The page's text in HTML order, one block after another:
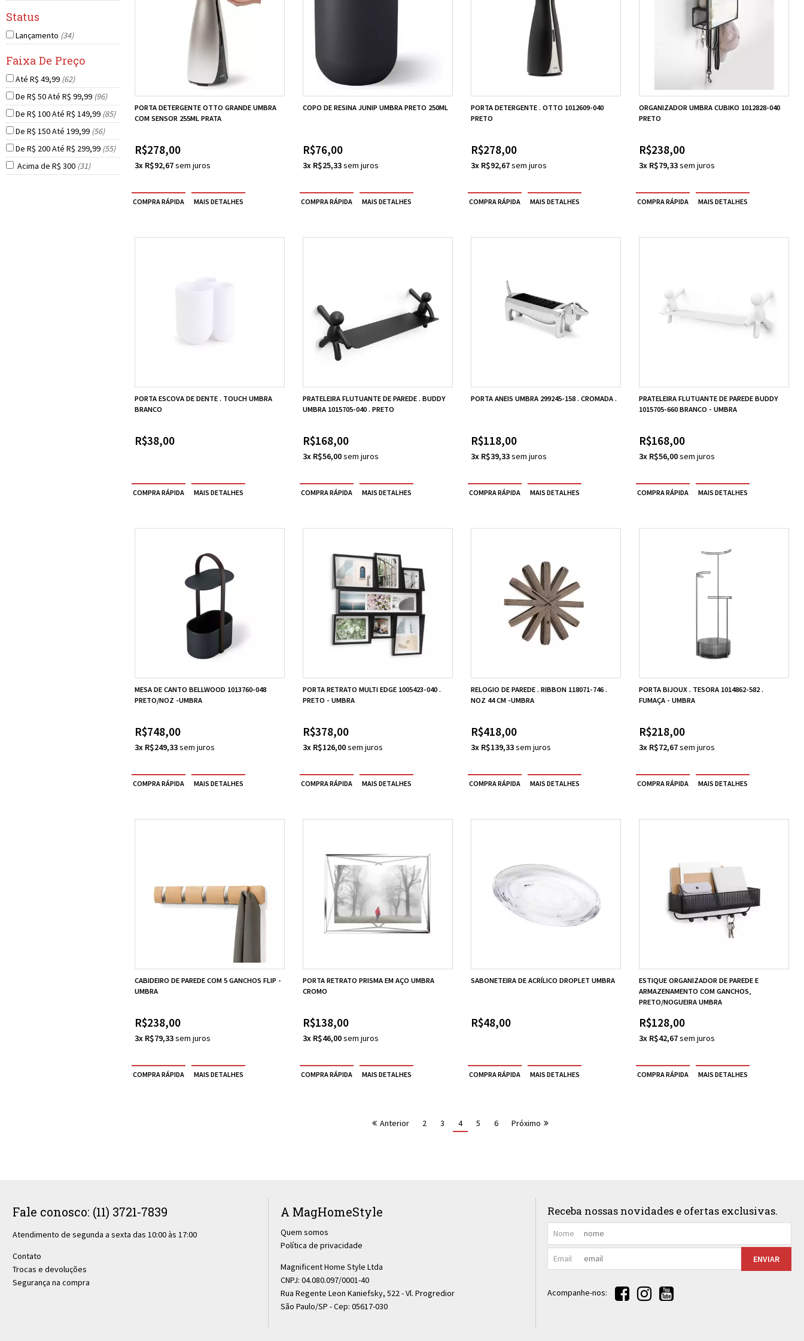
Lançamento (34)
Até R$ 49,99 (62)
De R$ 50 Até R$ 99,99 (96)
De R$ 100 Até R$ 149,99 (85)
De R$ 150 Até 199,99 (56)
De R$ 200 Até R$ 299,99 (55)
Acima de R$ 300 (31)
PORTA DETERGENTE OTTO GRANDE UMBRA
COM SENSOR 255ML PRATA
R$278,00
3x R$92,67
COPO DE RESINA JUNIP UMBRA PRETO 250ML
R$76,00
3x R$25,33
PORTA DETERGENTE . OTTO 1012609-040
PRETO
R$278,00
3x R$92,67
ORGANIZADOR UMBRA CUBIKO 1012828-040
PRETO
R$238,00
3x R$79,33
PORTA ESCOVA DE DENTE . TOUCH UMBRA
BRANCO
R$38,00
PRATELEIRA FLUTUANTE DE PAREDE . BUDDY
UMBRA 1015705-040 . PRETO
R$168,00
3x R$56,00
PORTA ANEIS UMBRA 299245-158 . CROMADA .
R$118,00
3x R$39,33
PRATELEIRA FLUTUANTE DE PAREDE BUDDY
1015705-660 BRANCO - UMBRA
R$168,00
3x R$56,00
MESA DE CANTO BELLWOOD 1013760-048
PRETO/NOZ -UMBRA
R$748,00
3x R$249,33
PORTA RETRATO MULTI EDGE 1005423-040 .
PRETO - UMBRA
R$378,00
3x R$126,00
RELOGIO DE PAREDE . RIBBON 118071-746 .
NOZ 44 CM -UMBRA
R$418,00
3x R$139,33
PORTA BIJOUX . TESORA 1014862-582 .
FUMAÇA - UMBRA
R$218,00
3x R$72,67
CABIDEIRO DE PAREDE COM 5 GANCHOS FLIP -
UMBRA
R$238,00
3x R$79,33
PORTA RETRATO PRISMA EM AÇO UMBRA
CROMO
R$138,00
3x R$46,00
SABONETEIRA DE ACRÍLICO DROPLET UMBRA
R$48,00
ESTIQUE ORGANIZADOR DE PAREDE E
ARMAZENAMENTO COM GANCHOS,
PRETO/NOGUEIRA UMBRA
R$128,00
3x R$42,67
Anterior 2 3 4 5 6 Próximo
Fale conosco: (11) 3721-7839
Atendimento de segunda a sexta das 10:00 às 17:00
Contato
Trocas e devoluções
Segurança na compra
A MagHomeStyle
Quem somos
Política de privacidade
Magnificent Home Style Ltda
CNPJ: 04.080.097/0001-40
Rua Regente Leon Kaniefsky, 522 - Vl. Progredior
São Paulo/SP - Cep: 05617-030
Receba nossas novidades e ofertas exclusivas.
Nome
Email ENVIAR
Acompanhe-nos: